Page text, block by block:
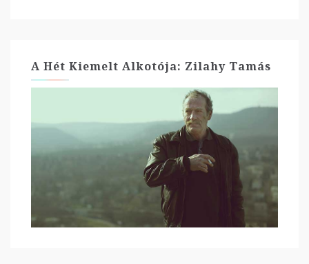
A Hét Kiemelt Alkotója: Zilahy Tamás